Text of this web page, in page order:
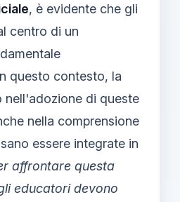
, è evidente che gli
centro di un
questo contesto, la
nell'adozione di queste
nella comprensione
essere integrate in
affrontare questa
educatori devono